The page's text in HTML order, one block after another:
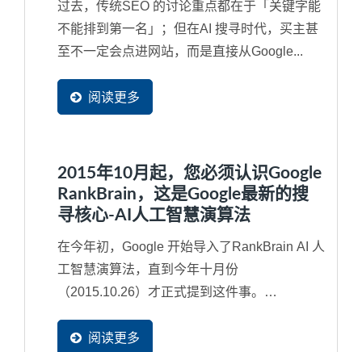
过去，传统SEO 的讨论重点都在于「关键字能
不能排到第一名」；但在AI 搜寻时代，买主甚
至不一定会点进网站，而是直接从Google...
阅读更多
2015年10月起，您必须认识Google
RankBrain，这是Google最新的搜
寻核心-AI人工智慧演算法
在今年初，Google 开始导入了RankBrain AI 人
工智慧演算法，直到今年十月份
（2015.10.26）才正式提到这件事。
阅读更多